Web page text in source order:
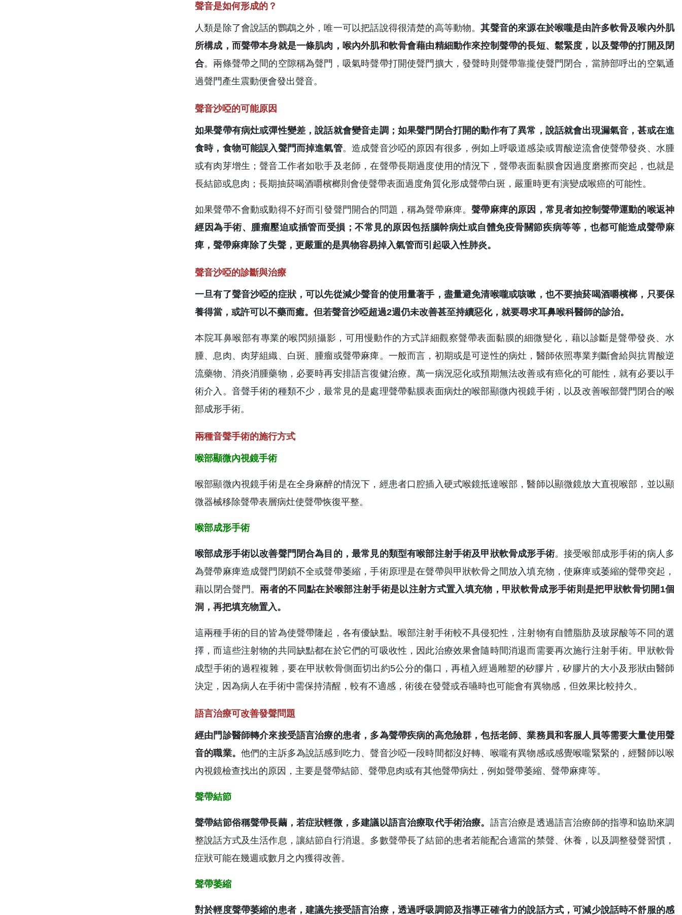
聲音是如何形成的？
人類是除了會說話的鸚鵡之外，唯一可以把話說得很清楚的高等動物。其聲音的來源在於喉嚨是由許多軟骨及喉內外肌
所構成，而聲帶本身就是一條肌肉，喉內外肌和軟骨會藉由精細動作來控制聲帶的長短、鬆緊度，以及聲帶的打開及閉
合。兩條聲帶之間的空隙稱為聲門，吸氣時聲帶打開使聲門擴大，發聲時則聲帶靠攏使聲門閉合，當肺部呼出的空氣通
過聲門產生震動便會發出聲音。
聲音沙啞的可能原因
如果聲帶有病灶或彈性變差，說話就會變音走調；如果聲門閉合打開的動作有了異常，說話就會出現漏氣音，甚或在進
食時，食物可能誤入聲門而掉進氣管。造成聲音沙啞的原因有很多，例如上呼吸道感染或胃酸逆流會使聲帶發炎、水腫
或有肉芽增生；聲音工作者如歌手及老師，在聲帶長期過度使用的情況下，聲帶表面黏膜會因過度磨擦而突起，也就是
長結節或息肉；長期抽菸喝酒嚼檳榔則會使聲帶表面過度角質化形成聲帶白斑，嚴重時更有演變成喉癌的可能性。
如果聲帶不會動或動得不好而引發聲門開合的問題，稱為聲帶麻痺。聲帶麻痺的原因，常見者如控制聲帶運動的喉返神
經因為手術、腫瘤壓迫或插管而受損；不常見的原因包括腦幹病灶或自體免疫骨關節疾病等等，也都可能造成聲帶麻
痺，聲帶麻痺除了失聲，更嚴重的是異物容易掉入氣管而引起吸入性肺炎。
聲音沙啞的診斷與治療
一旦有了聲音沙啞的症狀，可以先從減少聲音的使用量著手，盡量避免清喉嚨或咳嗽，也不要抽菸喝酒嚼檳榔，只要保
養得當，或許可以不藥而癒。但若聲音沙啞超過2週仍未改善甚至持續惡化，就要尋求耳鼻喉科醫師的診治。
本院耳鼻喉部有專業的喉閃頻攝影，可用慢動作的方式詳細觀察聲帶表面黏膜的細微變化，藉以診斷是聲帶發炎、水
腫、息肉、肉芽組織、白斑、腫瘤或聲帶麻痺。一般而言，初期或是可逆性的病灶，醫師依照專業判斷會給與抗胃酸逆
流藥物、消炎消腫藥物，必要時再安排語言復健治療。萬一病況惡化或預期無法改善或有癌化的可能性，就有必要以手
術介入。音聲手術的種類不少，最常見的是處理聲帶黏膜表面病灶的喉部顯微內視鏡手術，以及改善喉部聲門閉合的喉
部成形手術。
兩種音聲手術的施行方式
喉部顯微內視鏡手術
喉部顯微內視鏡手術是在全身麻醉的情況下，經患者口腔插入硬式喉鏡抵達喉部，醫師以顯微鏡放大直視喉部，並以顯
微器械移除聲帶表層病灶使聲帶恢復平整。
喉部成形手術
喉部成形手術以改善聲門閉合為目的，最常見的類型有喉部注射手術及甲狀軟骨成形手術。接受喉部成形手術的病人多
為聲帶麻痺造成聲門閉鎖不全或聲帶萎縮，手術原理是在聲帶與甲狀軟骨之間放入填充物，使麻痺或萎縮的聲帶突起，
藉以閉合聲門。 兩者的不同點在於喉部注射手術是以注射方式置入填充物，甲狀軟骨成形手術則是把甲狀軟骨切開1個
洞，再把填充物置入。
這兩種手術的目的皆為使聲帶隆起，各有優缺點。喉部注射手術較不具侵犯性，注射物有自體脂肪及玻尿酸等不同的選
擇，而這些注射物的共同缺點都在於它們的可吸收性，因此治療效果會隨時間消退而需要再次施行注射手術。甲狀軟骨
成型手術的過程複雜，要在甲狀軟骨側面切出約5公分的傷口，再植入經過雕塑的矽膠片，矽膠片的大小及形狀由醫師
決定，因為病人在手術中需保持清醒，較有不適感，術後在發聲或吞嚥時也可能會有異物感，但效果比較持久。
語言治療可改善發聲問題
經由門診醫師轉介來接受語言治療的患者，多為聲帶疾病的高危險群，包括老師、業務員和客服人員等需要大量使用聲
音的職業。 他們的主訴多為說話感到吃力、聲音沙啞一段時間都沒好轉、喉嚨有異物感或感覺喉嚨緊緊的，經醫師以喉
內視鏡檢查找出的原因，主要是聲帶結節、聲帶息肉或有其他聲帶病灶，例如聲帶萎縮、聲帶麻痺等。
聲帶結節
聲帶結節俗稱聲帶長繭，若症狀輕微，多建議以語言治療取代手術治療。 語言治療是透過語言治療師的指導和協助來調
整說話方式及生活作息，讓結節自行消退。多數聲帶長了結節的患者若能配合適當的禁聲、休養，以及調整發聲習慣，
症狀可能在幾週或數月之內獲得改善。
聲帶萎縮
對於輕度聲帶萎縮的患者，建議先接受語言治療，透過呼吸調節及指導正確省力的說話方式，可減少說話時不舒服的感